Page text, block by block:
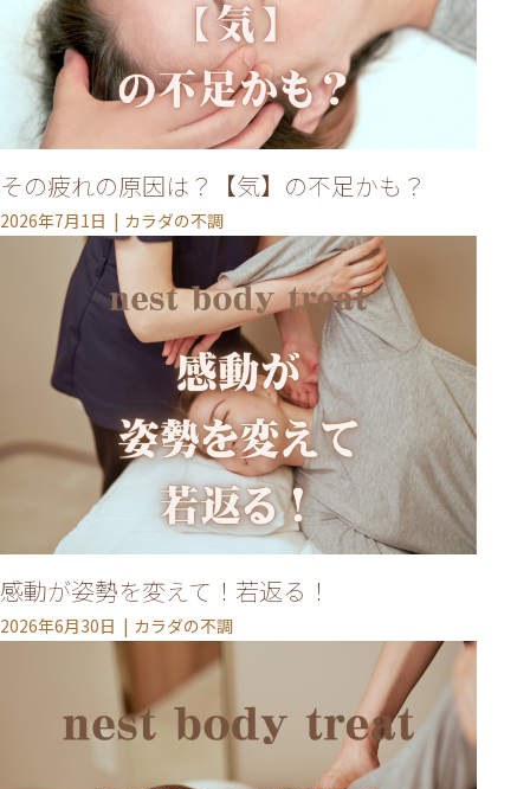
その疲れの原因は？【気】の不足かも？
2026年7月1日 カラダの不調
感動が姿勢を変えて！若返る！
2026年6月30日 カラダの不調